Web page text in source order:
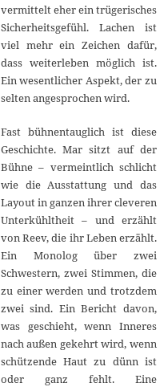
vermittelt eher ein trügerisches
Sicherheitsgefühl. Lachen ist
viel mehr ein Zeichen dafür,
dass weiterleben möglich ist.
Ein wesentlicher Aspekt, der zu
selten angesprochen wird.
Fast bühnentauglich ist diese
Geschichte. Mar sitzt auf der
Bühne – vermeintlich schlicht
wie die Ausstattung und das
Layout in ganzen ihrer cleveren
Unterkühltheit – und erzählt
von Reev, die ihr Leben erzählt.
Ein Monolog über zwei
Schwestern, zwei Stimmen, die
zu einer werden und trotzdem
zwei sind. Ein Bericht davon,
was geschieht, wenn Inneres
nach außen gekehrt wird, wenn
schützende Haut zu dünn ist
oder ganz fehlt. Eine